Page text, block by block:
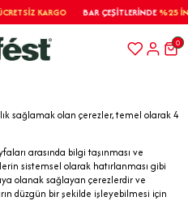
KARGO BAR ÇEŞİTLERİNDE%25
0
sağlamak olan çerezler, temel olarak 4
arasında bilgi taşınması ve
sistemsel olarak hatırlanması gibi
olanak sağlayan çerezlerdir ve
düzgün bir şekilde işleyebilmesi için